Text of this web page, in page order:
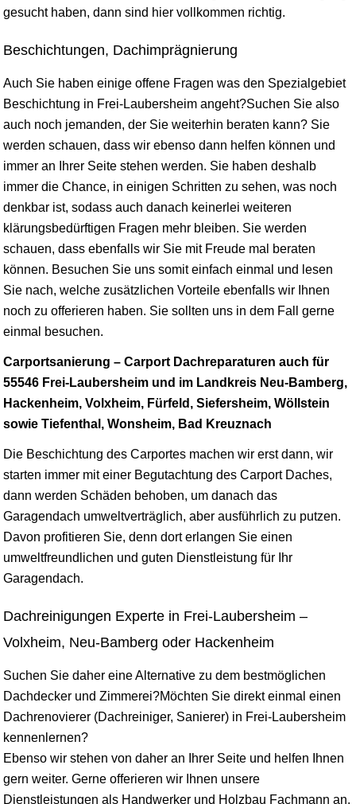
gesucht haben, dann sind hier vollkommen richtig.
Beschichtungen, Dachimprägnierung
Auch Sie haben einige offene Fragen was den Spezialgebiet
Beschichtung in Frei-Laubersheim angeht?Suchen Sie also
auch noch jemanden, der Sie weiterhin beraten kann? Sie
werden schauen, dass wir ebenso dann helfen können und
immer an Ihrer Seite stehen werden. Sie haben deshalb
immer die Chance, in einigen Schritten zu sehen, was noch
denkbar ist, sodass auch danach keinerlei weiteren
klärungsbedürftigen Fragen mehr bleiben. Sie werden
schauen, dass ebenfalls wir Sie mit Freude mal beraten
können. Besuchen Sie uns somit einfach einmal und lesen
Sie nach, welche zusätzlichen Vorteile ebenfalls wir Ihnen
noch zu offerieren haben. Sie sollten uns in dem Fall gerne
einmal besuchen.
Carportsanierung – Carport Dachreparaturen auch für
55546 Frei-Laubersheim und im Landkreis Neu-Bamberg,
Hackenheim, Volxheim, Fürfeld, Siefersheim, Wöllstein
sowie Tiefenthal, Wonsheim, Bad Kreuznach
Die Beschichtung des Carportes machen wir erst dann, wir
starten immer mit einer Begutachtung des Carport Daches,
dann werden Schäden behoben, um danach das
Garagendach umweltverträglich, aber ausführlich zu putzen.
Davon profitieren Sie, denn dort erlangen Sie einen
umweltfreundlichen und guten Dienstleistung für Ihr
Garagendach.
Dachreinigungen Experte in Frei-Laubersheim –
Volxheim, Neu-Bamberg oder Hackenheim
Suchen Sie daher eine Alternative zu dem bestmöglichen
Dachdecker und Zimmerei?Möchten Sie direkt einmal einen
Dachrenovierer (Dachreiniger, Sanierer) in Frei-Laubersheim
kennenlernen?
Ebenso wir stehen von daher an Ihrer Seite und helfen Ihnen
gern weiter. Gerne offerieren wir Ihnen unsere
Dienstleistungen als Handwerker und Holzbau Fachmann an.